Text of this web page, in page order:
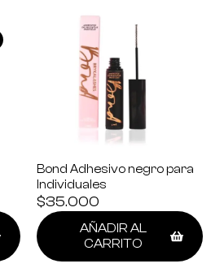
Bond Adhesivo negro para
Individuales
$35.000
AÑADIR AL
CARRITO